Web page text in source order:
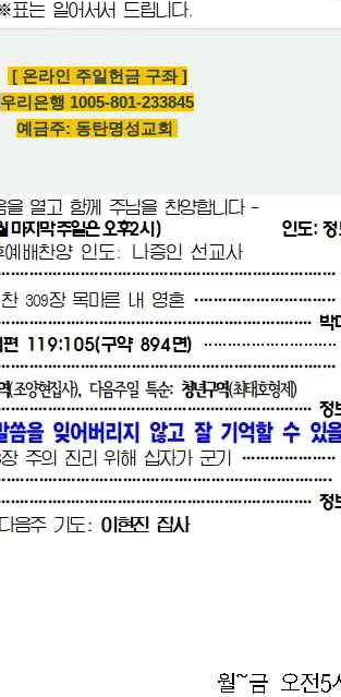
[ 온라인 주일헌금 구좌 ]
우리은행 1005-801-233845
예금주: 동탄명성교회